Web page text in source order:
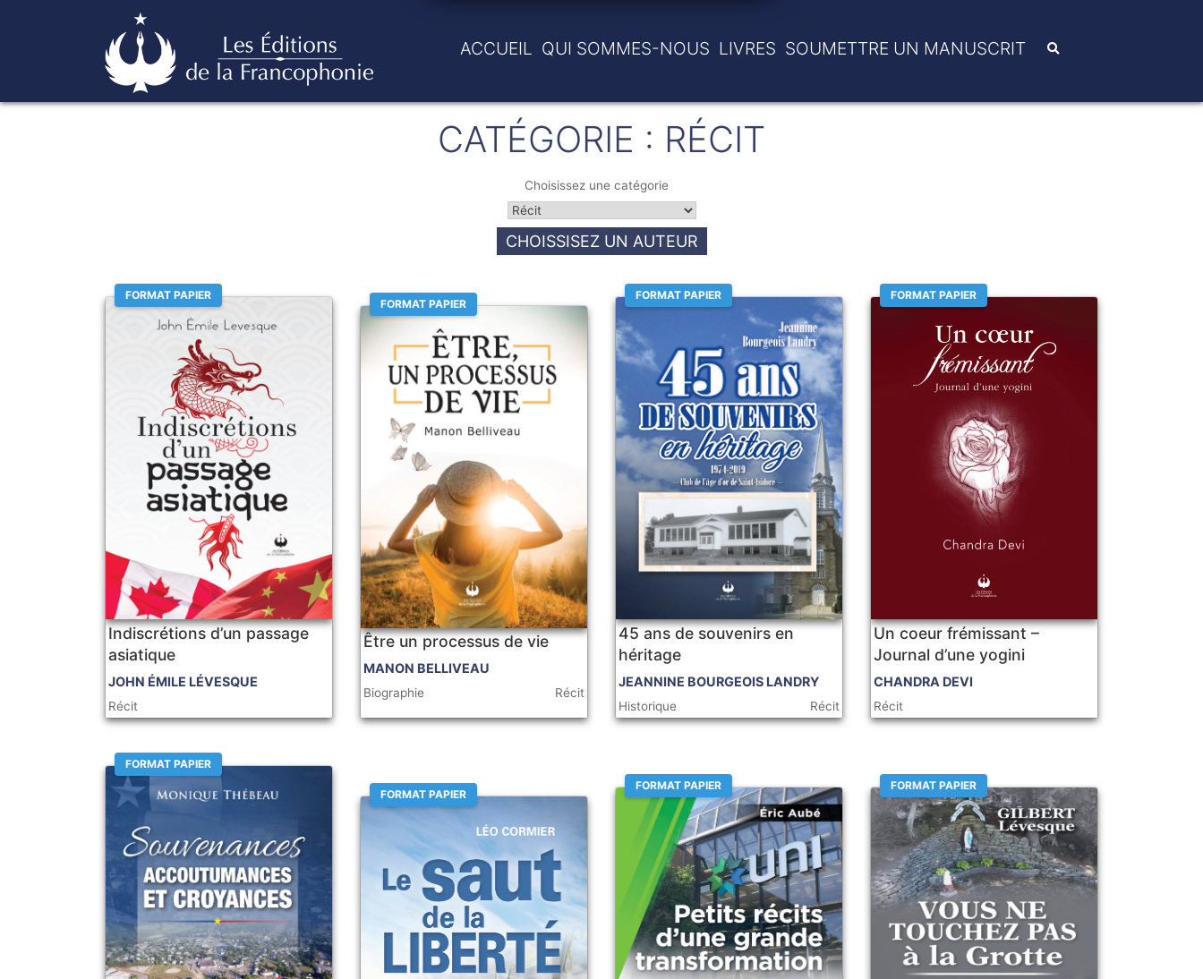
Éditions de la francophonie
ACCUEIL QUI SOMMES-NOUS LIVRES SOUMETTRE UN MANUSCRIT
CATÉGORIE : RÉCIT
Choisissez une catégorie
CHOISSISEZ UN AUTEUR
FORMAT PAPIER
Indiscrétions d’un passage
asiatique
JOHN ÉMILE LÉVESQUE
Récit
FORMAT PAPIER
Être un processus de vie
MANON BELLIVEAU
Biographie Récit
FORMAT PAPIER
45 ans de souvenirs en
héritage
JEANNINE BOURGEOIS LANDRY
Historique Récit
FORMAT PAPIER
Un coeur frémissant –
Journal d’une yogini
CHANDRA DEVI
Récit
FORMAT PAPIER
FORMAT PAPIER
FORMAT PAPIER FORMAT PAPIER